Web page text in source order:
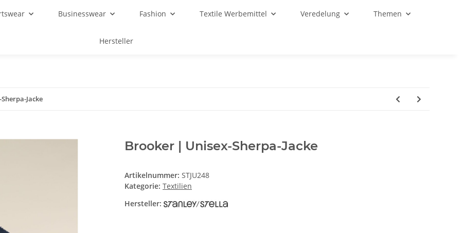
Businesswear Fashion Textile Werbemittel Veredelung Themen
Hersteller
Jacke
Brooker | Unisex-Sherpa-Jacke
Artikelnummer: STJU248
Kategorie: Textilien
Hersteller: